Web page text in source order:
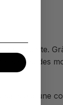
silhouette.
ou des
aucune